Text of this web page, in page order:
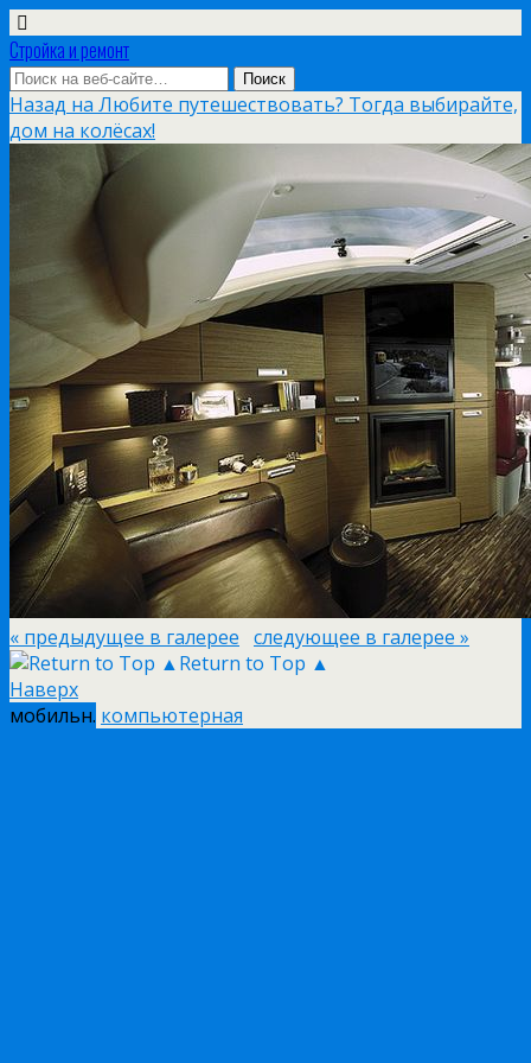
Стройка и ремонт
Назад на Любите путешествовать? Тогда выбирайте,
дом на колёсах!
« предыдущее в галерее следующее в галерее »
Return to Top ▲
Наверх
мобильн. компьютерная